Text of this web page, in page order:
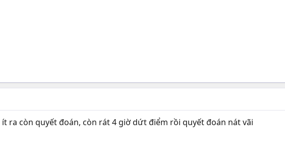
ít ra còn quyết đoán, còn rát 4 giờ dứt điểm rồi quyết đoán nát vãi